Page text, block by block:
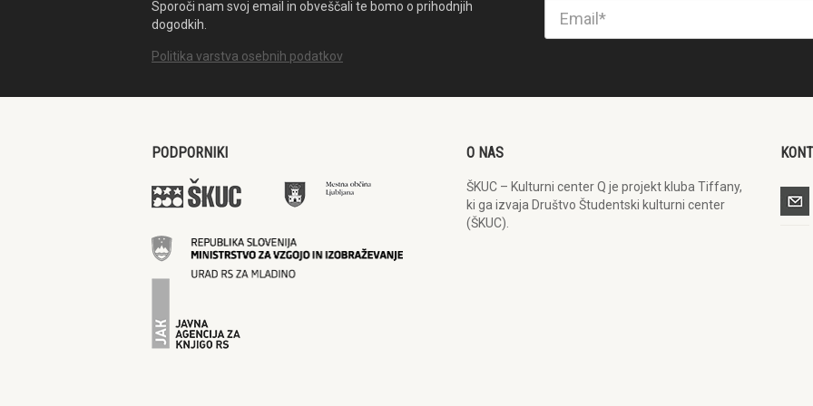
Sporoči nam svoj email in obveščali te bomo o prihodnjih
dogodkih.
Politika varstva osebnih podatkov
PODPORNIKI O NAS
ŠKUC – Kulturni center Q je projekt kluba Tiffany,
ki ga izvaja Društvo Študentski kulturni center
(ŠKUC).